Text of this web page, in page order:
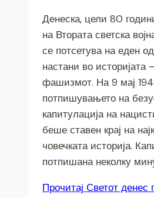
Денеска, цели 80
на Втората светска
се потсетува на еден од
настани во историјата
фашизмот. На 9 мај
потпишувањето на
капитулација на
беше ставен крај на
човечката историја.
потпишана неколку
Прочитај Светот денес